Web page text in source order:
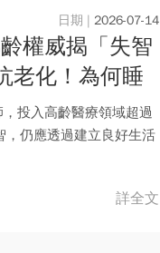
2026-07-14
權威揭「失智
老化！為何睡
投入高齡醫療領域超過
，仍應透過建立良好生活
詳全文